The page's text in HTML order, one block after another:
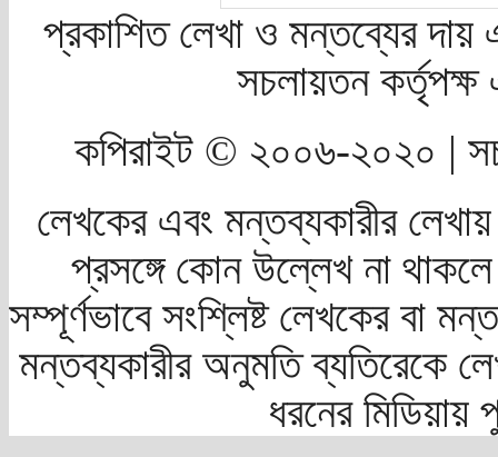
প্রকাশিত লেখা ও মন্তব্যের দায়
সচলায়তন
কপিরাইট © ২০০৬-২০২০ |
লেখকের এবং মন্তব্যকারীর
প্রসঙ্গে কোন উল্লেখ না
সম্পূর্ণভাবে সংশ্লিষ্ট লেখকের বা
মন্তব্যকারীর অনুমতি ব্যতিরেকে
ধরনের মিডিয়ায়